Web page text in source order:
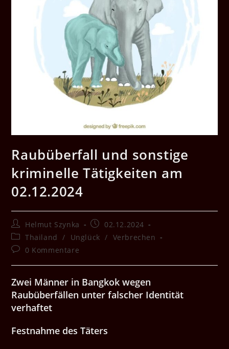
Raubüberfall und sonstige
kriminelle Tätigkeiten am
02.12.2024
Beitrags-
Autor:
Helmut Szynka
Beitrag
veröffentlicht:
02.12.2024
Beitrags-
Kategorie:
Thailand / Unglück / Verbrechen
Beitrags-
0 Kommentare
Zwei Männer in Bangkok wegen
Raubüberfällen unter falscher Identität
verhaftet
Festnahme des Täters